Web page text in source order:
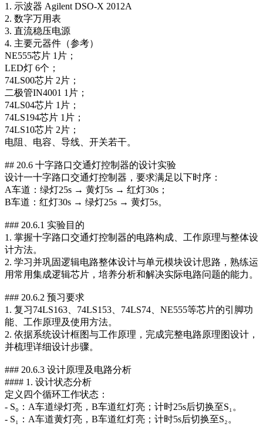
1. 示波器 Agilent DSO-X 2012A
2. 数字万用表
3. 直流稳压电源
4. 主要元器件（参考）
NE555芯片 1片；
LED灯 6个；
74LS00芯片 2片；
二极管IN4001 1片；
74LS04芯片 1片；
74LS194芯片 1片；
74LS10芯片 2片；
电阻、电容、导线、开关若干。
## 20.6 十字路口交通灯控制器的设计实验
设计一十字路口交通灯控制器，要求满足以下时序：
A车道：绿灯25s → 黄灯5s → 红灯30s；
B车道：红灯30s → 绿灯25s → 黄灯5s。
### 20.6.1 实验目的
1. 掌握十字路口交通灯控制器的电路构成、工作原理与整体设
计方法。
2. 学习并巩固逻辑电路整体设计与单元模块设计思路，熟练运
用常用集成逻辑芯片，培养分析和解决实际电路问题的能力。
### 20.6.2 预习要求
1. 复习74LS163、74LS153、74LS74、NE555等芯片的引脚功
能、工作原理及使用方法。
2. 依据系统设计框图与工作原理，完成完整电路原理图设计，
并梳理详细设计步骤。
### 20.6.3 设计原理及电路分析
#### 1. 设计状态分析
定义四个循环工作状态：
- S₀：A车道绿灯亮，B车道红灯亮；计时25s后切换至S₁。
- S₁：A车道黄灯亮，B车道红灯亮；计时5s后切换至S₂。